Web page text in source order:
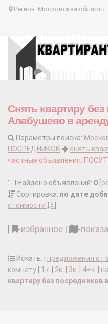
Регион: Московская область
Снять квартиру
Алабушево в
Параметры поиска:
ПОСРЕДНИКОВ
снять
частные объявления,
Найдено объявлений: 0
Сортировка: по дате
стоимости
-избранное | -
Искать: | предложения от
комнату
1к. 2к. 3к. 4+к.
квартиру без посредников